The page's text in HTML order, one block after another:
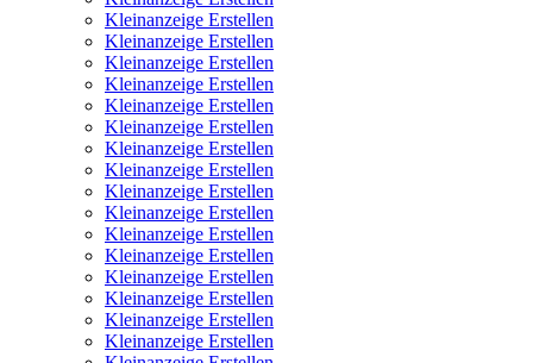
Kleinanzeige Erstellen
Kleinanzeige Erstellen
Kleinanzeige Erstellen
Kleinanzeige Erstellen
Kleinanzeige Erstellen
Kleinanzeige Erstellen
Kleinanzeige Erstellen
Kleinanzeige Erstellen
Kleinanzeige Erstellen
Kleinanzeige Erstellen
Kleinanzeige Erstellen
Kleinanzeige Erstellen
Kleinanzeige Erstellen
Kleinanzeige Erstellen
Kleinanzeige Erstellen
Kleinanzeige Erstellen